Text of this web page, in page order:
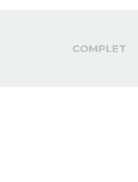
COMPLET